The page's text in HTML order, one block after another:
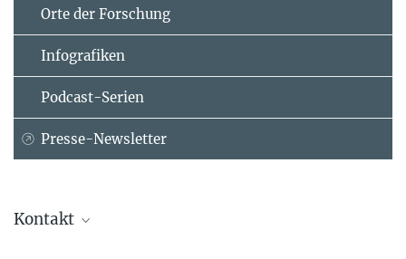
Orte der Forschung
Infografiken
Podcast-Serien
Presse-Newsletter
Kontakt